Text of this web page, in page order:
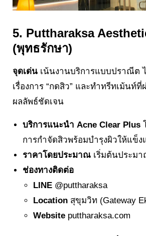
5. Puttharaksa
(พุทธรักษา)
จุดเด่น เน้นงานบริการแบบปราณีต
เรื่องการ “กดสิว” และทำทรีทเม้นท์
ผลลัพธ์ชัดเจน
บริการแนะนำ Acne Clear Plus
การกำจัดสิวพร้อมบำรุงผิวให้แข็ง
ราคาโดยประมาณ เริ่มต้นประม
ช่องทางติดต่อ
LINE@puttharaksa
Locationสุขุมวิท (Gateway
Website puttharaksa.com